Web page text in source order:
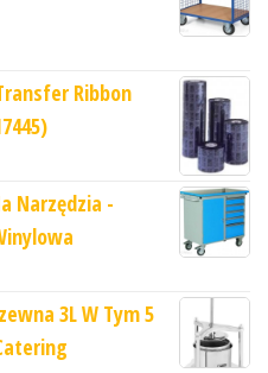
Ribbon
Narzędzia -
3L W Tym 5